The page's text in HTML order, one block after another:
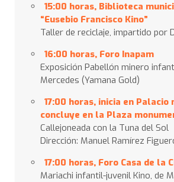
15:00 horas, Biblioteca
“Eusebio Francisco Kino”
Taller de reciclaje, impartido por
16:00 horas, Foro Inapam
Exposición Pabellón minero
Mercedes (Yamana Gold)
17:00 horas, inicia en Palacio
concluye en la Plaza
Callejoneada con la Tuna del Sol
Dirección: Manuel Ramírez
17:00 horas, Foro Casa de la
Mariachi infantil-juvenil Kino, de